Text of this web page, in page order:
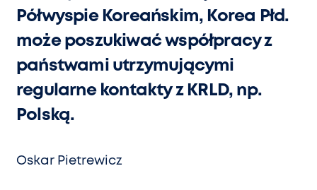
Półwyspie Koreańskim, Korea Płd.
może poszukiwać współpracy z
państwami utrzymującymi
regularne kontakty z KRLD, np.
Polską.
Oskar Pietrewicz